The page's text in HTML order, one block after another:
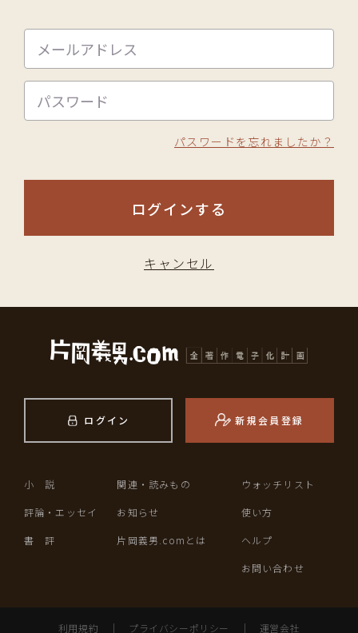
パスワードを忘れましたか？
ログインする
キャンセル
ログイン 新規会員登録
小 説
評論・エッセイ
書 評
関連・読みもの
お知らせ
片岡義男.comとは
ウォッチリスト
使い方
ヘルプ
お問い合わせ
利用規約 ｜ プライバシーポリシー ｜ 運営会社